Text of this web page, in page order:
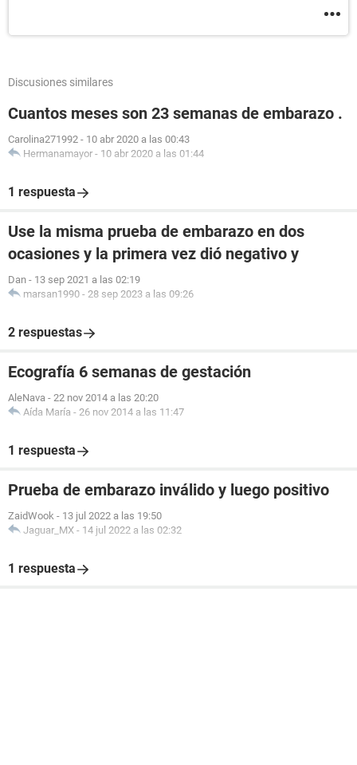
Discusiones similares
Cuantos meses son 23 semanas de embarazo .
Carolina271992 - 10 abr 2020 a las 00:43
Hermanamayor - 10 abr 2020 a las 01:44
1 respuesta
Use la misma prueba de embarazo en dos
ocasiones y la primera vez dió negativo y
Dan - 13 sep 2021 a las 02:19
marsan1990 - 28 sep 2023 a las 09:26
2 respuestas
Ecografía 6 semanas de gestación
AleNava - 22 nov 2014 a las 20:20
Aída María - 26 nov 2014 a las 11:47
1 respuesta
Prueba de embarazo inválido y luego positivo
ZaidWook - 13 jul 2022 a las 19:50
Jaguar_MX - 14 jul 2022 a las 02:32
1 respuesta